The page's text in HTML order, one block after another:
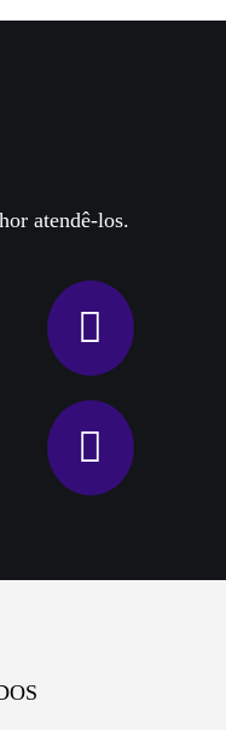
atendê-los.